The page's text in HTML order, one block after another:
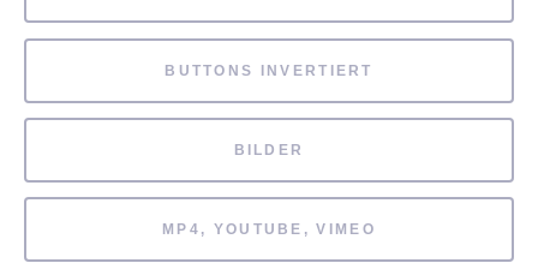
BUTTONS INVERTIERT
BILDER
MP4, YOUTUBE, VIMEO